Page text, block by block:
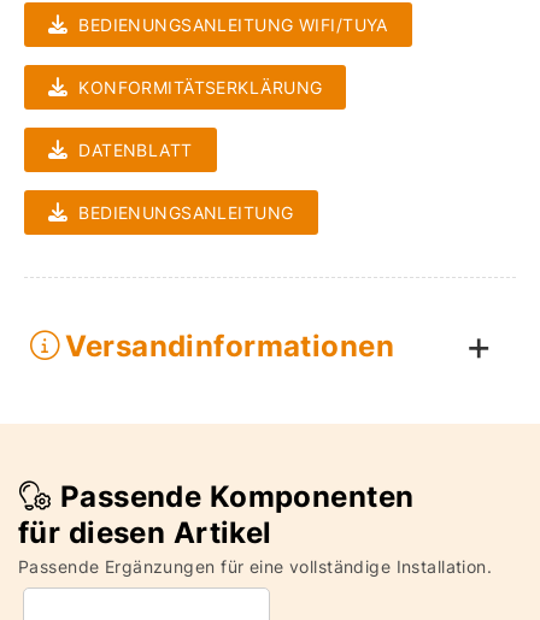
BEDIENUNGSANLEITUNG WIFI/TUYA
KONFORMITÄTSERKLÄRUNG
DATENBLATT
BEDIENUNGSANLEITUNG
Versandinformationen
Passende Komponenten
für diesen Artikel
Passende Ergänzungen für eine vollständige Installation.